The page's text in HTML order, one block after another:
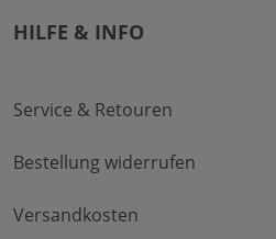
HILFE & INFO
Service & Retouren
Bestellung widerrufen
Versandkosten